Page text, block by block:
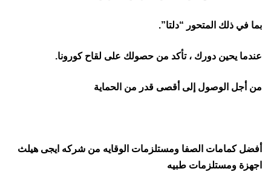
بما في ذلك المتحور “دلتا”.
عندما يحين دورك ، تأكد من حصولك على لقاح كورونا.
من أجل الوصول إلى أقصى قدر من الحماية
أفضل كمامات الصفا ومستلزمات الوقايه من شركه ايجى هيلث
اجهزة ومستلزمات طبيه